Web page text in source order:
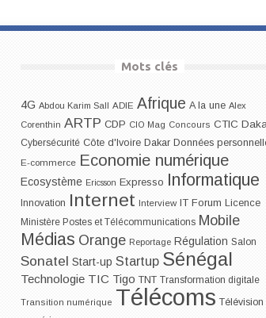
Mots clés
4G Abdou Karim Sall ADIE Afrique A la une Alex
Corenthin ARTP CDP CIO Mag Concours CTIC
Cybersécurité Côte d'Ivoire Dakar Données
E-commerce Economie numérique
Ecosystème Ericsson Expresso Informatique
Innovation Internet Interview IT Forum Licence
Ministère Postes et Télécommunications Mobile
Médias Orange Reportage Régulation Salon
Sonatel Start-up Startup Sénégal
Technologie TIC Tigo TNT Transformation digitale
Transition numérique Télécoms Télévision